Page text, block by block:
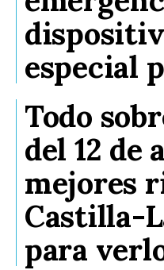
especial
Todo
del 12 de
mejores
Castilla-
para